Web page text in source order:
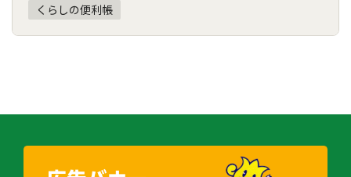
くらしの便利帳